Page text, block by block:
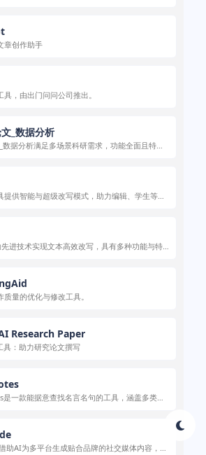
章创作助手
，由出门问问公司推出。
_数据分析
据分析满足多场景科研需求，功能全面且特色
提供智能与超级改写模式，助力编辑、学生等人
进技术实现文本高效改写，具有多种功能与特
量的优化与修改工具。
Research Paper
：助力研究论文撰写
一款能据意查找名言名句的工具，涵盖多类名
助AI为多平台生成贴合品牌的社交媒体内容，操